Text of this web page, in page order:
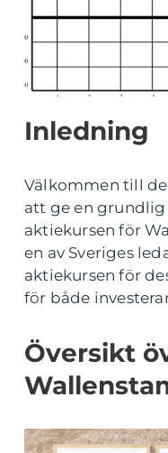
Inledning
Välkommen till
att ge en grundlig
aktiekursen för
en av Sveriges
aktiekursen för
för både
Översikt